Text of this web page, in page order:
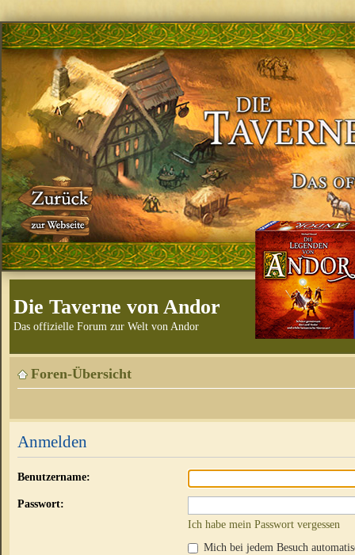
Die Taverne von Andor
Das offizielle Forum zur Welt von Andor
Foren-Übersicht
Anmelden
Benutzername:
Passwort:
Ich habe mein Passwort vergessen
Mich bei jedem Besuch